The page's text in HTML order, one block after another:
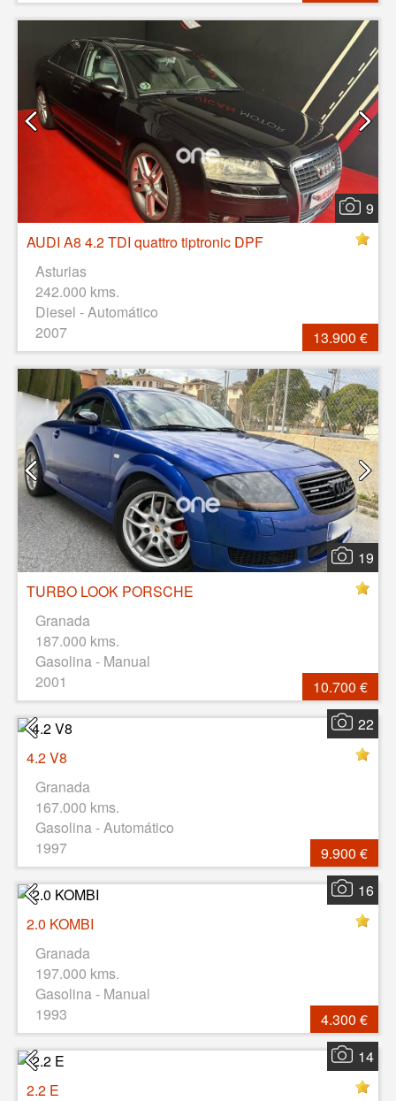
9
AUDI A8 4.2 TDI quattro tiptronic DPF
Asturias
242.000 kms.
Diesel - Automático
2007
13.900 €
19
TURBO LOOK PORSCHE
Granada
187.000 kms.
Gasolina - Manual
2001
10.700 €
22
4.2 V8
Granada
167.000 kms.
Gasolina - Automático
1997
9.900 €
16
2.0 KOMBI
Granada
197.000 kms.
Gasolina - Manual
1993
4.300 €
14
2.2 E